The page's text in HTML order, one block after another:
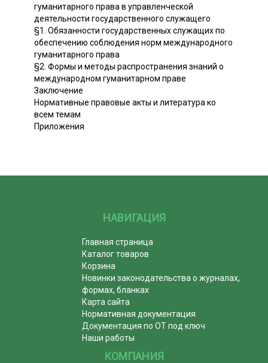
гуманитарного права в управленческой
деятельности государственного служащего
§1. Обязанности государственных служащих по
обеспечению соблюдения норм международного
гуманитарного права
§2. Формы и методы распространения знаний о
международном гуманитарном праве
Заключение
Нормативные правовые акты и литература ко
всем темам
Приложения
НАВИГАЦИЯ
Главная страница
Каталог товаров
Корзина
Новинки законодательства о журналах,
формах, бланках
Карта сайта
Нормативная документация
Документация по ОТ под ключ
Наши работы
КОМПАНИЯ